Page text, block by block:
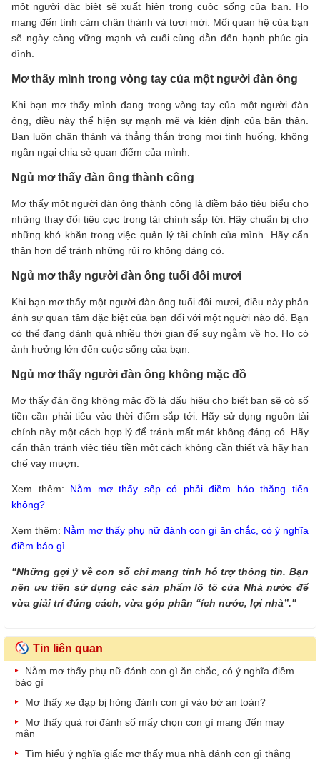
một người đặc biệt sẽ xuất hiện trong cuộc sống của bạn. Họ
mang đến tình cảm chân thành và tươi mới. Mối quan hệ của bạn
sẽ ngày càng vững mạnh và cuối cùng dẫn đến hạnh phúc gia
đình.
Mơ thấy mình trong vòng tay của một người đàn ông
Khi bạn mơ thấy mình đang trong vòng tay của một người đàn
ông, điều này thể hiện sự mạnh mẽ và kiên định của bản thân.
Bạn luôn chân thành và thẳng thắn trong mọi tình huống, không
ngần ngại chia sẻ quan điểm của mình.
Ngủ mơ thấy đàn ông thành công
Mơ thấy một người đàn ông thành công là điềm báo tiêu biểu cho
những thay đổi tiêu cực trong tài chính sắp tới. Hãy chuẩn bị cho
những khó khăn trong việc quản lý tài chính của mình. Hãy cẩn
thận hơn để tránh những rủi ro không đáng có.
Ngủ mơ thấy người đàn ông tuổi đôi mươi
Khi bạn mơ thấy một người đàn ông tuổi đôi mươi, điều này phản
ánh sự quan tâm đặc biệt của bạn đối với một người nào đó. Bạn
có thể đang dành quá nhiều thời gian để suy ngẫm về họ. Họ có
ảnh hưởng lớn đến cuộc sống của bạn.
Ngủ mơ thấy người đàn ông không mặc đồ
Mơ thấy đàn ông không mặc đồ là dấu hiệu cho biết bạn sẽ có số
tiền cần phải tiêu vào thời điểm sắp tới. Hãy sử dụng nguồn tài
chính này một cách hợp lý để tránh mất mát không đáng có. Hãy
cẩn thận tránh việc tiêu tiền một cách không cần thiết và hãy hạn
chế vay mượn.
Xem thêm: Nằm mơ thấy sếp có phải điềm báo thăng tiến
không?
Xem thêm: Nằm mơ thấy phụ nữ đánh con gì ăn chắc, có ý nghĩa
điềm báo gì
"Những gợi ý về con số chỉ mang tính hỗ trợ thông tin. Bạn
nên ưu tiên sử dụng các sản phẩm lô tô của Nhà nước để
vừa giải trí đúng cách, vừa góp phần “ích nước, lợi nhà”."
Tin liên quan
Nằm mơ thấy phụ nữ đánh con gì ăn chắc, có ý nghĩa điềm
báo gì
Mơ thấy xe đạp bị hỏng đánh con gì vào bờ an toàn?
Mơ thấy quả roi đánh số mấy chọn con gì mang đến may
mắn
Tìm hiểu ý nghĩa giấc mơ thấy mua nhà đánh con gì thắng